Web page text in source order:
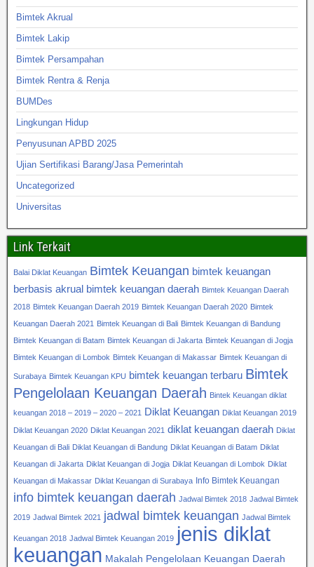
Bimtek Akrual
Bimtek Lakip
Bimtek Persampahan
Bimtek Rentra & Renja
BUMDes
Lingkungan Hidup
Penyusunan APBD 2025
Ujian Sertifikasi Barang/Jasa Pemerintah
Uncategorized
Universitas
Link Terkait
Balai Diklat Keuangan Bimtek Keuangan bimtek keuangan
berbasis akrual bimtek keuangan daerah Bimtek Keuangan Daerah
2018 Bimtek Keuangan Daerah 2019 Bimtek Keuangan Daerah 2020 Bimtek
Keuangan Daerah 2021 Bimtek Keuangan di Bali Bimtek Keuangan di Bandung
Bimtek Keuangan di Batam Bimtek Keuangan di Jakarta Bimtek Keuangan di Jogja
Bimtek Keuangan di Lombok Bimtek Keuangan di Makassar Bimtek Keuangan di
Surabaya Bimtek Keuangan KPU bimtek keuangan terbaru Bimtek
Pengelolaan Keuangan Daerah Bintek Keuangan diklat
keuangan 2018 – 2019 – 2020 – 2021 Diklat Keuangan Diklat Keuangan 2019
Diklat Keuangan 2020 Diklat Keuangan 2021 diklat keuangan daerah Diklat
Keuangan di Bali Diklat Keuangan di Bandung Diklat Keuangan di Batam Diklat
Keuangan di Jakarta Diklat Keuangan di Jogja Diklat Keuangan di Lombok Diklat
Keuangan di Makassar Diklat Keuangan di Surabaya Info Bimtek Keuangan
info bimtek keuangan daerah Jadwal Bimtek 2018 Jadwal Bimtek
2019 Jadwal Bimtek 2021 jadwal bimtek keuangan Jadwal Bimtek
Keuangan 2018 Jadwal Bimtek Keuangan 2019 jenis diklat
keuangan Makalah Pengelolaan Keuangan Daerah